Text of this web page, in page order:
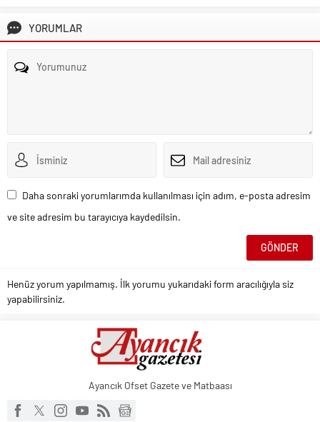
YORUMLAR
Daha sonraki yorumlarımda kullanılması için adım, e-posta adresim
ve site adresim bu tarayıcıya kaydedilsin.
Henüz yorum yapılmamış. İlk yorumu yukarıdaki form aracılığıyla siz
yapabilirsiniz.
Ayancık Ofset Gazete ve Matbaası